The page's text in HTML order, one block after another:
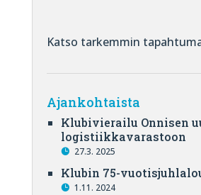
Katso tarkemmin
Ajankohtaista
Klubivierailu Onnisen
logistiikkavarastoon
27.3. 2025
Klubin 75-
1.11. 2024